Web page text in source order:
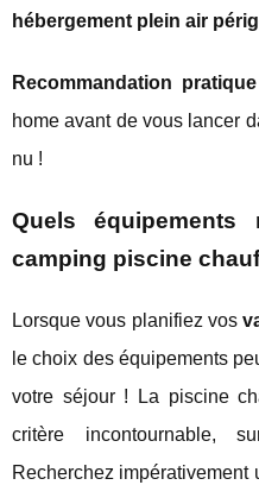
hébergement plein air
Recommandation
home avant de vous lancer
nu !
Quels équipements
camping piscine
Lorsque vous planifiez vos
le choix des équipements
votre séjour ! La piscine
critère incontournable,
Recherchez impérativement